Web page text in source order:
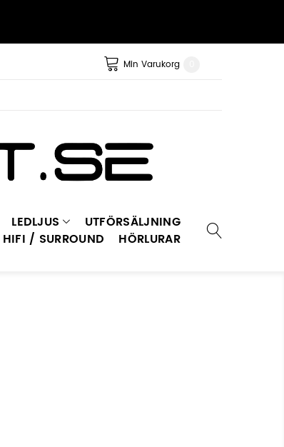
Min Varukorg
LEDLJUS
UTFÖRSÄLJNING
/ SURROUND
HÖRLURAR